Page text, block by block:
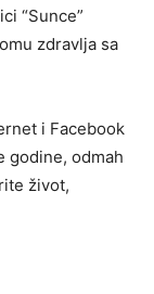
“Sunce”
zdravlja sa
i Facebook
godine, odmah
život,